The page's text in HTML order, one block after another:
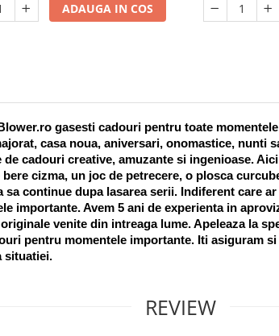
ADAUGA IN COS
gasesti cadouri pentru toate
casa noua, aniversari, onomastice, nunti
de cadouri creative, amuzante si ingenioase.
bere cizma, un joc de petrecere, o plosca
sa continue dupa lasarea serii. Indiferent care
importante. Avem 5 ani de experienta in
venite din intreaga lume. Apeleaza la
pentru momentele importante. Iti asiguram
situatiei.
REVIEW